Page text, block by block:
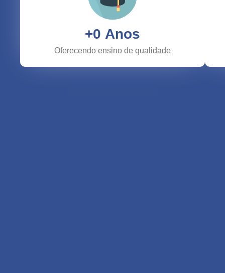
Oferecendo ensino de qualidade
+0 Anos